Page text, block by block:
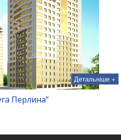
Детальніше +
Перлина”